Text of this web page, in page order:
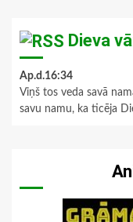
Dieva
Ap.d.16:34
Viņš tos veda savā
savu namu, ka ticēja